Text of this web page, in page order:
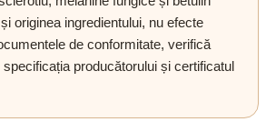
originea ingredientului, nu efecte
de conformitate, verifică
producătorului și certificatul